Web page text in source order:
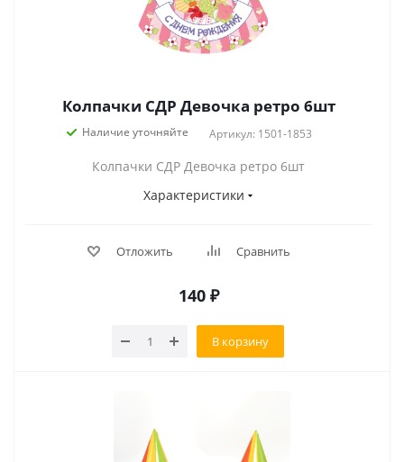
Колпачки СДР Девочка ретро 6шт
Наличие уточняйте Артикул: 1501-1853
Колпачки СДР Девочка ретро 6шт
Характеристики
Отложить Сравнить
140 ₽
В корзину